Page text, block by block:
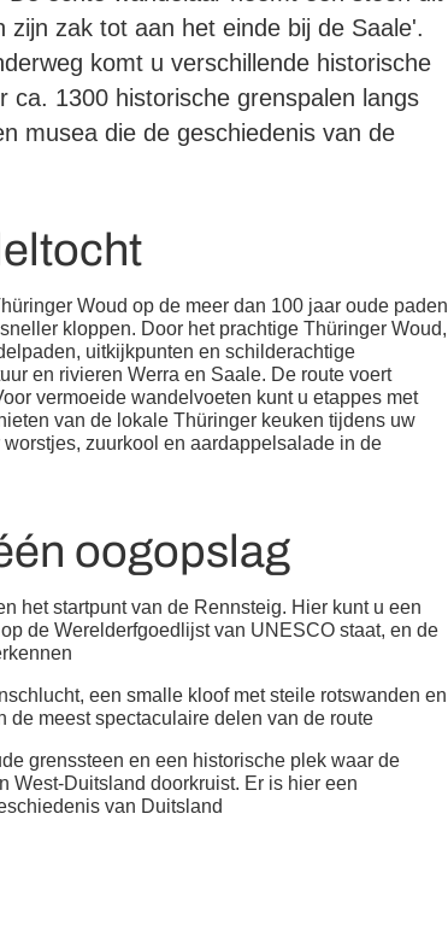
zak tot aan het einde bij de Saale'.
komt u verschillende historische
ca. 1300 historische grenspalen langs
musea die de geschiedenis van de
Woud op de meer dan 100 jaar oude paden
kloppen. Door het prachtige Thüringer Woud,
uitkijkpunten en schilderachtige
en rivieren Werra en Saale. De route voert
vermoeide wandelvoeten kunt u etappes met
van de lokale Thüringer keuken tijdens uw
zuurkool en aardappelsalade in de
oogopslag
het startpunt van de Rennsteig. Hier kunt u een
de Werelderfgoedlijst van UNESCO staat, en de
een smalle kloof met steile rotswanden en
meest spectaculaire delen van de route
grenssteen en een historische plek waar de
West-Duitsland doorkruist. Er is hier een
van Duitsland